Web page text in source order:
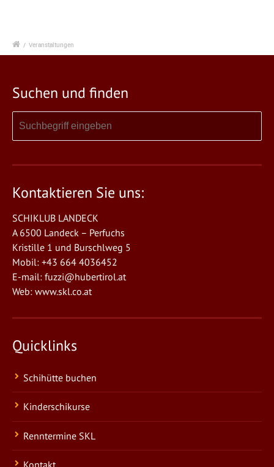
/ Veranstaltungen
Suchen und finden
Kontaktieren Sie uns:
SCHIKLUB LANDECK
A 6500 Landeck – Perfuchs
Kristille 1 und Burschlweg 5
Mobil: +43 664 4036452
E-mail: fuzzi@hubertirol.at
Web: www.skl.co.at
Quicklinks
Schihütte buchen
Kinderschikurse
Renntermine SKL